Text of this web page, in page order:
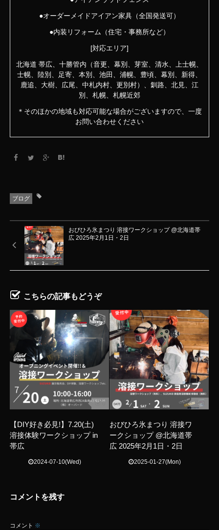
●オーダーメイドアイアン家具（全国発送可）
●内装リフォーム（住宅・事務所など）
[対応エリア]
北海道 帯広、十勝管内（音更、幕別、芽室、清水、上士幌、
士幌、陸別、足寄、本別、池田、浦幌、豊頃、幕別、新得、
鹿追、大樹、広尾、中札内村、更別村）、釧路、北見、江
別、札幌、札幌近郊
＊そのほかの地域も対応可能な場合がございますので、一度
お問い合わせください
ブログ
おびひろ氷まつり 溶接ワークショップ @北海道帯
広 2025年2月1日・2日
こちらの記事もどうぞ
0
【DIY好き必見!】7.20(土)
溶接体験ワークショップ in
帯広
2024-07-10(Wed)
0
おびひろ氷まつり 溶接ワ
ークショップ @北海道帯
広 2025年2月1日・2日
2025-01-27(Mon)
コメントを残す
コメント ※